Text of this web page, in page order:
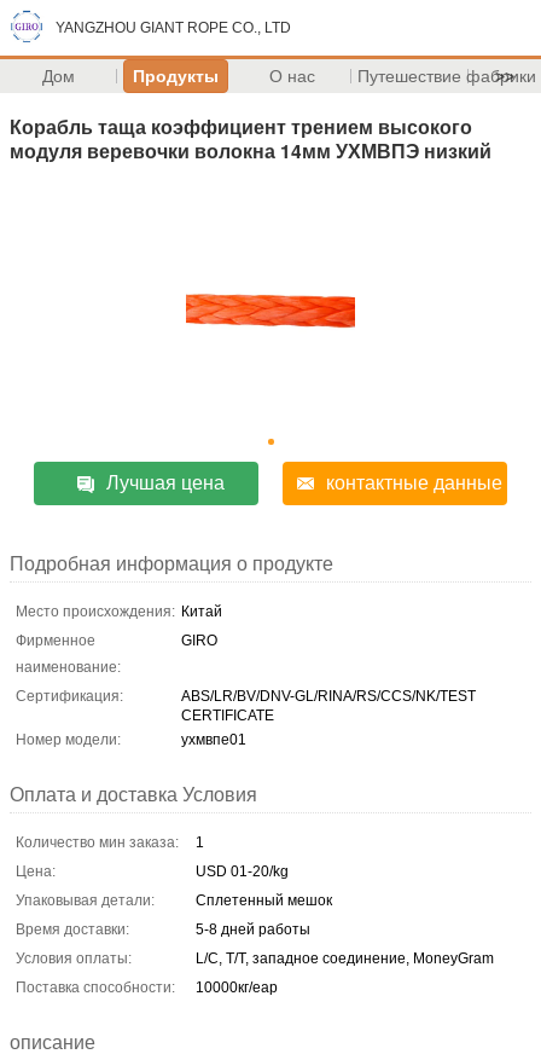
YANGZHOU GIANT ROPE CO., LTD
Дом Продукты О нас Путешествие фабрики
>>
Корабль таща коэффициент трением высокого
модуля веревочки волокна 14мм УХМВПЭ низкий
Лучшая цена контактные данные
Подробная информация о продукте
Место происхождения: Китай
Фирменное
наименование:
GIRO
Сертификация:
ABS/LR/BV/DNV-GL/RINA/RS/CCS/NK/TEST
CERTIFICATE
Номер модели:
ухмвпе01
Оплата и доставка Условия
Количество мин заказа:
1
Цена:
USD 01-20/kg
Упаковывая детали:
Сплетенный мешок
Время доставки:
5-8 дней работы
Условия оплаты:
L/C, T/T, западное соединение, MoneyGram
Поставка способности:
10000кг/еар
описание